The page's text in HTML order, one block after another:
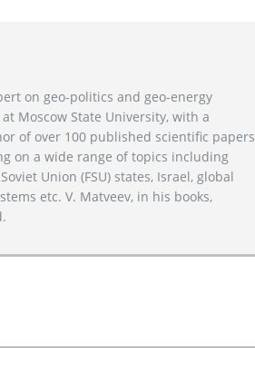
on geo-politics and geo-energy
Moscow State University, with a
of over 100 published scientific papers
on a wide range of topics including
Union (FSU) states, Israel, global
etc. V. Matveev, in his books,